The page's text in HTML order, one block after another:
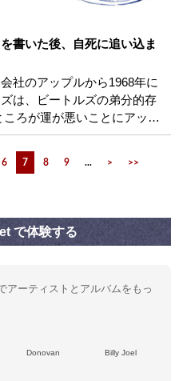
書いた後、自死に追い込ま
社のアップルから1968年に
は、ビートルズの弟分的存
ころが運が悪いことにアッ…
6 7 8 9 ... > >>
で体験する
ーティストとアルバムをもっ
Donovan Billy Joel